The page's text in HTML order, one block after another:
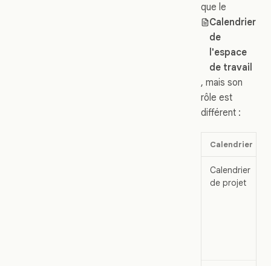
que le
Calendrier
de
l'espace
de travail
, mais son
rôle est
différent :
Calendrier
Calendrier
de projet